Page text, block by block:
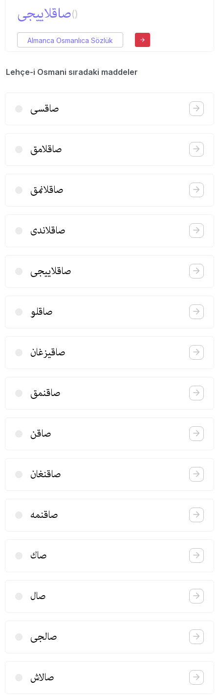
صاقلاییجی()
Almanca Osmanlıca Sözlük
Lehçe-i Osmani sıradaki maddeler
صاقسی
صاقلامق
صاقلانمق
صاقلاندی
صاقلاییجی
صاقلو
صاقیزغان
صاقنمق
صاقن
صاقنغان
صاقنمه
صاك
صال
صالجی
صالاش